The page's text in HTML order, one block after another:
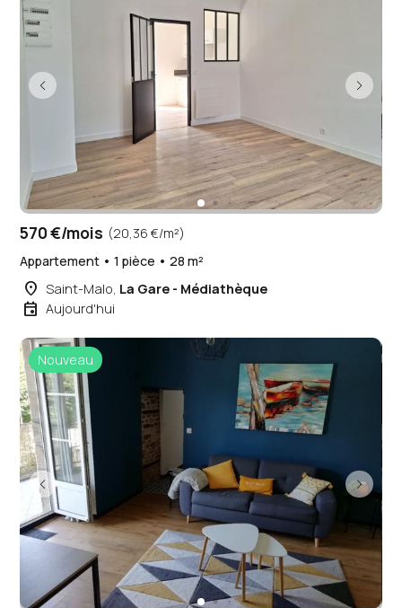
570 €/mois (20,36 €/m²)
Appartement • 1 pièce • 28 m²
place Saint-Malo, La Gare - Médiathèque
event Aujourd'hui
Nouveau